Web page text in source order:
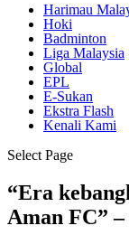
Harimau
Hoki
Badminton
Liga Malaysia
Global
EPL
E-Sukan
Ekstra Flash
Kenali Kami
Select Page
“Era
Aman FC”